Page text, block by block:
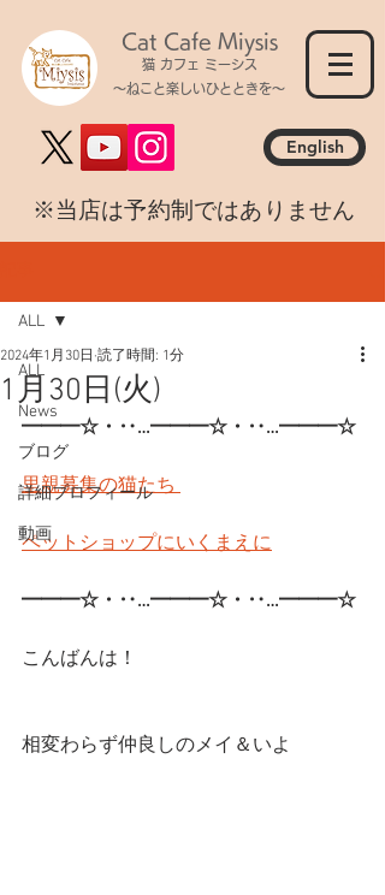
Cat Cafe Miysis
猫 カフェ ミーシス
～ねこと楽しいひとときを～
English
​※当店は予約制ではありません
ALL
News
ブログ
詳細プロフィール
動画
ALL
1月30日(火)
2024年1月30日 読了時間: 1分
━━━☆・‥…━━━☆・‥…━━━☆
里親募集の猫たち
ペットショップにいくまえに
━━━☆・‥…━━━☆・‥…━━━☆
こんばんは！
相変わらず仲良しのメイ＆いよ